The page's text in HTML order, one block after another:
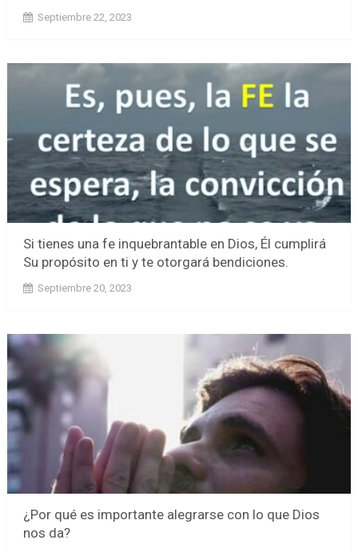
Septiembre 22, 2023
Si tienes una fe inquebrantable en Dios, Él cumplirá
Su propósito en ti y te otorgará bendiciones.
Septiembre 20, 2023
¿Por qué es importante alegrarse con lo que Dios
nos da?